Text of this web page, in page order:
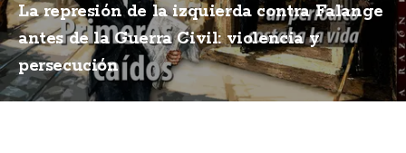
La represión de la izquierda contra Falange
antes de la Guerra Civil: violencia y
persecución